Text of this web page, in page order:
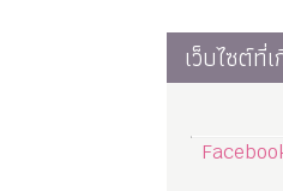
เว็บไซต์ที่